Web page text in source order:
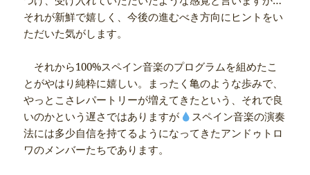
それが新鮮で嬉しく、今後の進むべき方向にヒントをい
ただいた気がします。
それから100%スペイン音楽のプログラムを組めたこ
とがやはり純粋に嬉しい。まったく亀のような歩みで、
やっとこさレパートリーが増えてきたという、それで良
いのかという遅さではありますが
スペイン音楽の演奏
法には多少自信を持てるようになってきたアンドゥトロ
ワのメンバーたちであります。